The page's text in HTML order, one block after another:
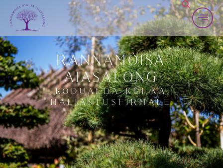
RANNAMÕISA
AIASALONG
KODUAEDA KUI KA
HALJASTUSFIRMALE